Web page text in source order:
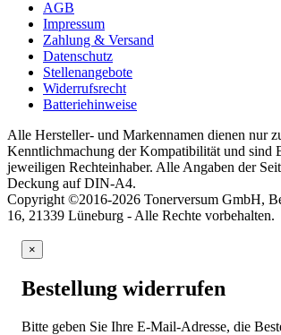
AGB
Impressum
Zahlung & Versand
Datenschutz
Stellenangebote
Widerrufsrecht
Batteriehinweise
Alle Hersteller- und Markennamen dienen nur
Kenntlichmachung der Kompatibilität und sind
jeweiligen Rechteinhaber. Alle Angaben der
Deckung auf DIN-A4.
Copyright ©2016-2026 Tonerversum GmbH,
16, 21339 Lüneburg - Alle Rechte vorbehalten.
×
Bestellung widerrufen
Bitte geben Sie Ihre E-Mail-Adresse, die